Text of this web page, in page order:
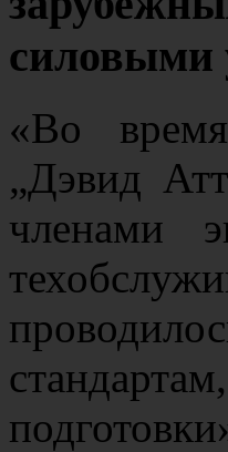
силовыми
«Во
„Дэвид
членами